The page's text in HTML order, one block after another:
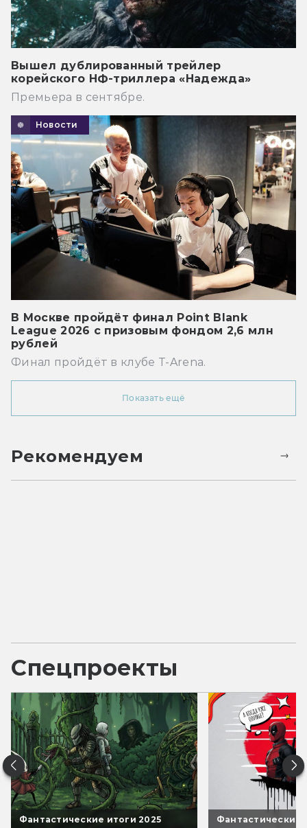
Вышел дублированный трейлер
корейского НФ-триллера «Надежда»
Премьера в сентябре.
Новости
В Москве пройдёт финал Point Blank
League 2026 с призовым фондом 2,6 млн
рублей
Финал пройдёт в клубе T-Arena.
Показать ещё
Рекомендуем
Спецпроекты
Фантастические итоги 2025 Фантастические